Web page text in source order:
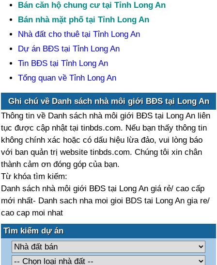
Bán căn hộ chung cư tại Tỉnh Long An
Bán nhà mặt phố tại Tỉnh Long An
Nhà đất cho thuê tại Tỉnh Long An
Dự án BĐS tại Tỉnh Long An
Tin BĐS tại Tỉnh Long An
Tổng quan về Tỉnh Long An
Ghi chú về Danh sách nhà môi giới BĐS tại Long An
Thông tin về Danh sách nhà môi giới BĐS tại Long An liên
tục được cập nhật tại tinbds.com. Nếu bạn thấy thông tin
không chính xác hoặc có dấu hiệu lừa đảo, vui lòng báo
với ban quản trị website tinbds.com. Chúng tôi xin chân
thành cảm ơn đóng góp của bạn.
Từ khóa tìm kiếm:
Danh sách nhà môi giới BĐS tại Long An giá rẻ/ cao cấp
mới nhất- Danh sach nha moi gioi BDS tai Long An gia re/
cao cap moi nhat
Tìm kiếm dự án